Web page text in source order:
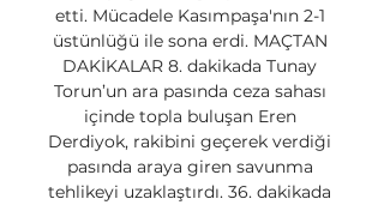
etti. Mücadele Kasımpaşa'nın 2-1
üstünlüğü ile sona erdi. MAÇTAN
DAKİKALAR 8. dakikada Tunay
Torun’un ara pasında ceza sahası
içinde topla buluşan Eren
Derdiyok, rakibini geçerek verdiği
pasında araya giren savunma
tehlikeyi uzaklaştırdı. 36. dakikada